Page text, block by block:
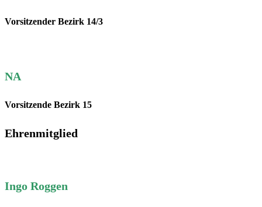
Vorsitzender Bezirk 14/3
NA
Vorsitzende Bezirk 15
Ehrenmitglied
Ingo Roggen